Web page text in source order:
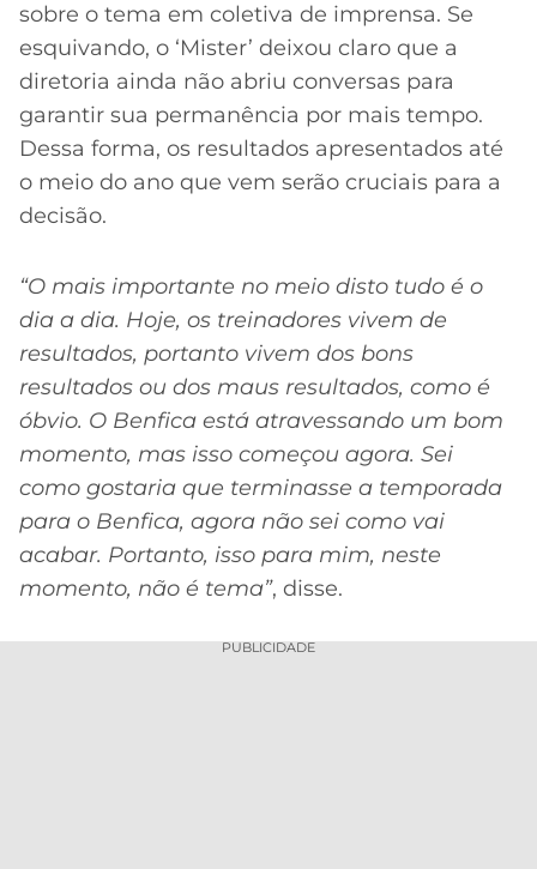
CRUZEIRO
sobre o tema em coletiva de imprensa. Se
esquivando, o ‘Mister’ deixou claro que a
diretoria ainda não abriu conversas para
garantir sua permanência por mais tempo.
Dessa forma, os resultados apresentados até
o meio do ano que vem serão cruciais para a
decisão.
“O mais importante no meio disto tudo é o
dia a dia. Hoje, os treinadores vivem de
resultados, portanto vivem dos bons
resultados ou dos maus resultados, como é
óbvio. O Benfica está atravessando um bom
momento, mas isso começou agora. Sei
como gostaria que terminasse a temporada
para o Benfica, agora não sei como vai
acabar. Portanto, isso para mim, neste
momento, não é tema”, disse.
PUBLICIDADE